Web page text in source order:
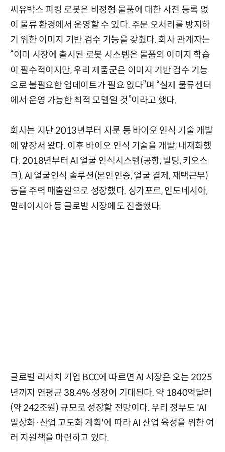
씨유박스 피킹 로봇은 비정형 물품에 대한 사전 등록 없
이 물류 환경에서 운영할 수 있다. 주문 오처리를 방지하
기 위한 이미지 기반 검수 기능을 갖췄다. 회사 관계자는
“이미 시장에 출시된 로봇 시스템은 물품의 이미지 학습
이 필수적이지만, 우리 제품군은 이미지 기반 검수 기능
으로 불필요한 업데이트가 필요 없다”며 “실제 물류센터
에서 운영 가능한 최적 모델일 것”이라고 했다.
회사는 지난 2013년부터 지문 등 바이오 인식 기술 개발
에 앞장서 왔다. 이후 바이오 인식 기술을 개발, 내재화했
다. 2018년부터 AI 얼굴 인식시스템(공항, 빌딩, 키오스
크), AI 얼굴인식 솔루션(본인인증, 얼굴 결제, 재택근무)
등을 주력 매출원으로 성장했다. 싱가포르, 인도네시아,
말레이시아 등 글로벌 시장에도 진출했다.
글로벌 리서치 기업 BCC에 따르면 AI 시장은 오는 2025
년까지 연평균 38.4% 성장이 기대된다. 약 1840억달러
(약 242조원) 규모로 성장할 전망이다. 우리 정부도 'AI
일상화·산업 고도화 계획'에 따라 AI 산업 육성을 위한 여
러 지원책을 마련하고 있다.